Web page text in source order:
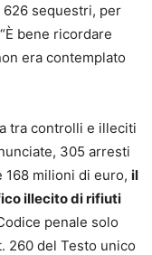
626 sequestri, per
bene ricordare
era contemplato
tra controlli e illeciti
305 arresti
milioni di euro, il
illecito di rifiuti
penale solo
260 del Testo unico